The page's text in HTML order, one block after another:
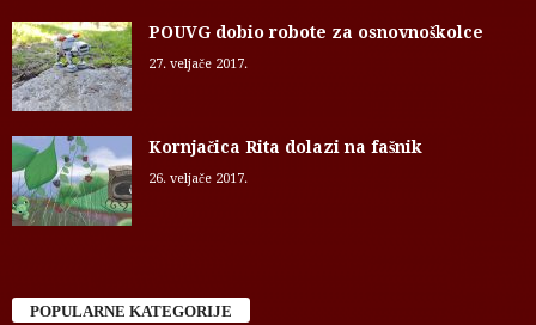
POUVG dobio robote za osnovnoškolce
27. veljače 2017.
Kornjačica Rita dolazi na fašnik
26. veljače 2017.
POPULARNE KATEGORIJE